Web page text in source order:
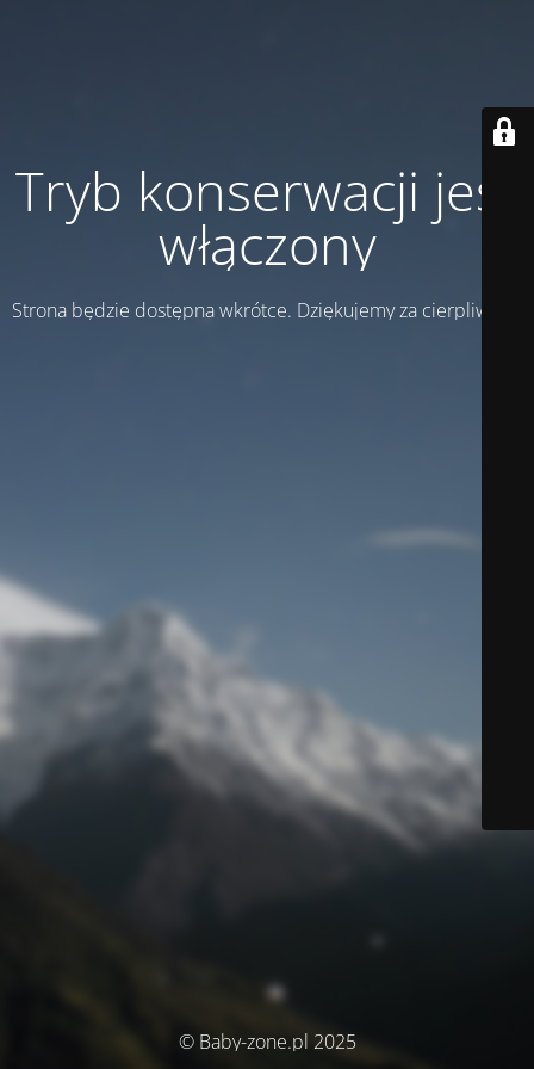
Tryb konserwacji jest
włączony
Strona będzie dostępna wkrótce. Dziękujemy za cierpliwość!
© Baby-zone.pl 2025